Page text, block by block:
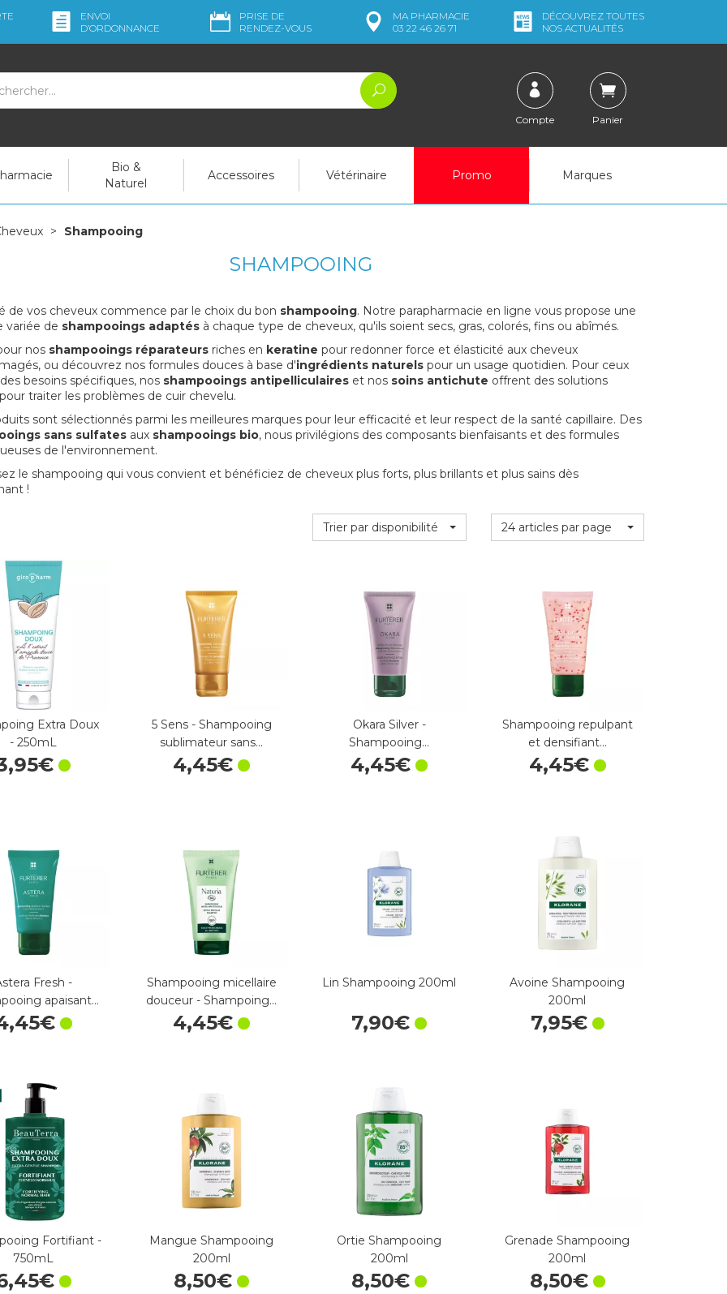
ENVOI
D’ORDONNANCE
PRISE DE
RENDEZ-VOUS
MAPHARMACIE
03 22 46 26 71
DÉCOUVREZ TOUTES
NOS ACTUALITÉS
Compte Panier
Bio &
Naturel
Accessoires Vétérinaire Promo Marques
Shampooing
SHAMPOOING
de vos cheveux commence par le choix du bon shampooing. Notre parapharmacie en ligne vous propose une
variée de shampooings adaptésà chaque type de cheveux, qu'ils soient secs, gras, colorés, fins ou abîmés.
nos shampooings réparateursriches en keratine pour redonner force et élasticité aux cheveux
ou découvrez nos formules douces à base d'ingrédients naturelspour un usage quotidien. Pour ceux
besoins spécifiques, nos shampooings antipelliculaireset nos soins antichute offrent des solutions
traiter les problèmes de cuir chevelu.
sont sélectionnés parmi les meilleures marques pour leur efficacité et leur respect de la santé capillaire. Des
sans sulfatesaux shampooings bio, nous privilégions des composants bienfaisants et des formules
de l'environnement.
le shampooing qui vous convient et bénéficiez de cheveux plus forts, plus brillants et plus sains dès
!
Trier par disponibilité 24 articles par page
Extra Doux
- 250mL
,95€
5 Sens - Shampooing
sublimateur sans…
4,45€
Okara Silver -
Shampooing…
4,45€
Shampooing repulpant
et densifiant…
4,45€
Fresh -
apaisant…
,45€
Shampooing micellaire
douceur - Shampoing…
4,45€
Lin Shampooing 200ml
7,90€
Avoine Shampooing
200ml
7,95€
Fortifiant -
750mL
,45€
Mangue Shampooing
200ml
8,50€
Ortie Shampooing
200ml
8,50€
Grenade Shampooing
200ml
8,50€